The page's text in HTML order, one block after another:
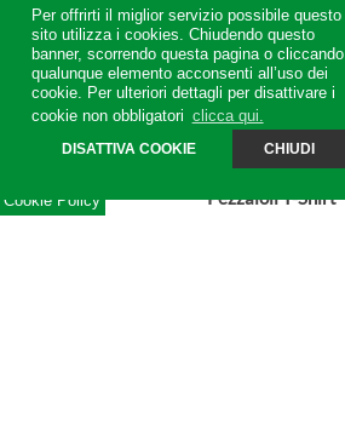
Cookie Policy
Per offrirti il miglior servizio possibile questo
sito utilizza i cookies. Chiudendo questo
banner, scorrendo questa pagina o cliccando
qualunque elemento acconsenti all’uso dei
cookie. Per ulteriori dettagli per disattivare i
cookie non obbligatori clicca qui.
DISATTIVA COOKIE CHIUDI
Pezzaioli T-Shirt